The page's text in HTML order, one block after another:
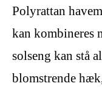
Polyrattan
kan kombineres
solseng kan stå
blomstrende